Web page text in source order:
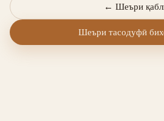
← Шеъри
Шеъри тасодуфӣ